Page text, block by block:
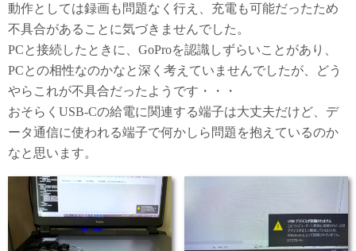
動作としては録画も問題なく行え、充電も可能だったため
不具合があることに気づきませんでした。
PCと接続したときに、GoProを認識しずらいことがあり、
PCとの相性なのかなと深く考えていませんでしたが、どう
やらこれが不具合だったようです・・・
おそらくUSB-Cの給電に関連する端子は大丈夫だけど、デ
ータ通信に使われる端子で何かしら問題を抱えているのか
なと思います。